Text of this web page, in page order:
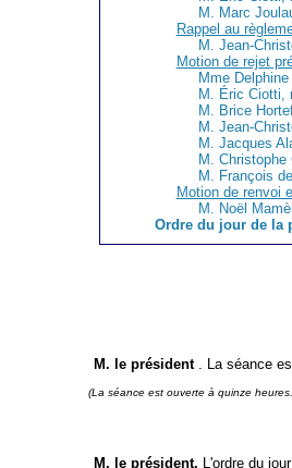
M. Marc
Rappel au
M. Jean-
Motion de rejet
Mme
M. Éric Ciotti,
M. Brice
M. Jean-
M. Jacques
M. Christophe
M. François
Motion de renvoi
M. Noël
Ordre du jour de la
M. le président . La séance
(La séance est ouverte à quinze
M. le président. L'ordre du